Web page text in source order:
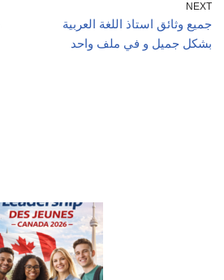
NEXT
جميع وثائق استاذ اللغة العربية
بشكل جميل و في ملف واحد